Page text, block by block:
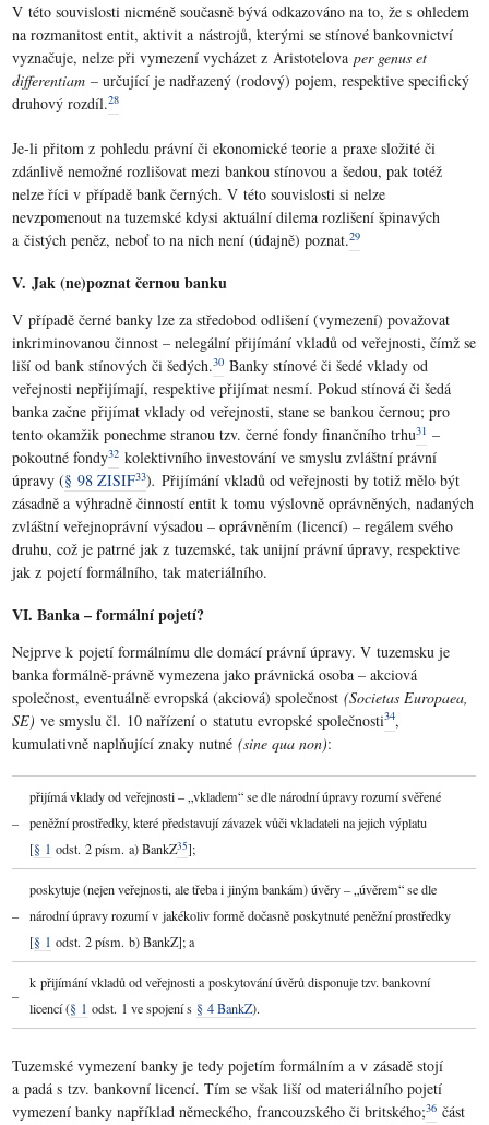
V této souvislosti nicméně současně bývá odkazováno na to, že s ohledem
na rozmanitost entit, aktivit a nástrojů, kterými se stínové bankovnictví
vyznačuje, nelze při vymezení vycházet z Aristotelovaper genus et
differentiam – určující je nadřazený (rodový) pojem, respektive specifický
druhový rozdíl.28
Je-li přitom z pohledu právní či ekonomické teorie a praxe složité či
zdánlivě nemožné rozlišovat mezi bankou stínovou a šedou, pak totéž
nelze říci v případě bank černých. V této souvislosti si nelze
nevzpomenout na tuzemské kdysi aktuální dilema rozlišení špinavých
a čistých peněz, neboť to na nich není (údajně) poznat.29
V. Jak (ne)poznat černou banku
V případě černé banky lze za středobod odlišení (vymezení) považovat
inkriminovanou činnost – nelegální přijímání vkladů od veřejnosti, čímž se
liší od bank stínových či šedých.30 Banky stínové či šedé vklady od
veřejnosti nepřijímají, respektive přijímat nesmí. Pokud stínová či šedá
banka začne přijímat vklady od veřejnosti, stane se bankou černou; pro
tento okamžik ponechme stranou tzv. černé fondy finančního trhu31 –
pokoutné fondy32 kolektivního investování ve smyslu zvláštní právní
úpravy (§ 98 ZISIF33).Přijímání vkladů od veřejnosti by totiž mělo být
zásadně a výhradně činností entit k tomu výslovně oprávněných, nadaných
zvláštní veřejnoprávní výsadou – oprávněním (licencí) – regálem svého
druhu, což je patrné jak z tuzemské, tak unijní právní úpravy, respektive
jak z pojetí formálního, tak materiálního.
VI. Banka – formální pojetí?
Nejprve k pojetí formálnímu dle domácí právní úpravy. V tuzemsku je
banka formálně-právně vymezena jako právnická osoba – akciová
společnost, eventuálně evropská (akciová) společnost(Societas Europaea,
SE) ve smyslu čl. 10 nařízení o statutu evropské společnosti34,
kumulativně naplňující znaky nutné(sine qua non):
–
přijímá vklady od veřejnosti – „vkladem“ se dle národní úpravy rozumí svěřené
peněžní prostředky, které představují závazek vůči vkladateli na jejich výplatu
[§ 1 odst. 2 písm. a) BankZ35];
–
poskytuje (nejen veřejnosti, ale třeba i jiným bankám) úvěry – „úvěrem“ se dle
národní úpravy rozumí v jakékoliv formě dočasně poskytnuté peněžní prostředky
[§ 1 odst. 2 písm. b) BankZ]; a
–
k přijímání vkladů od veřejnosti a poskytování úvěrů disponuje tzv. bankovní
licencí (§ 1 odst. 1 ve spojení s § 4 BankZ).
Tuzemské vymezení banky je tedy pojetím formálním a v zásadě stojí
a padá s tzv. bankovní licencí. Tím se však liší od materiálního pojetí
vymezení banky například německého, francouzského či britského;36 část